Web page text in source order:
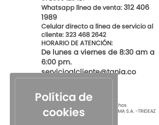
Whatsapp línea de venta:312 406
1989
Celular directo a línea de servicio al
cliente: 323 468 2642
HORARIO DE ATENCIÓN:
De lunes a viernes de 8:30 am a
6:00 pm.
servicioalcliente@tania.co
© 2021 por Tania Todos los derechos
ReservadosTIENDAS DE ROPA INTIMA S.A. -TRIDEAZ
S.A. Nit 890.901.218-4
Política de
cookies